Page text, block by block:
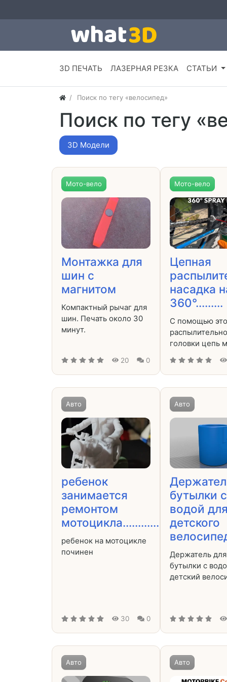
3D ПЕЧАТЬ ЛАЗЕРНАЯ РЕЗКА СТАТЬИ
Поиск по тегу «велосипед»
Поиск по тегу
3D Модели
Мото-вело
Монтажка для
шин с
магнитом
Компактный рычаг для
шин. Печать около 30
минут.
20 0
Мото-вело
Цепная
насадка
360°.........
С помощью
головки цепь
Авто
ребенок
занимается
ремонтом
мотоцикла............
ребенок на мотоцикле
починен
30 0
Авто
бутылки с
водой
детского
Держатель для
бутылки с
детский
Авто Авто